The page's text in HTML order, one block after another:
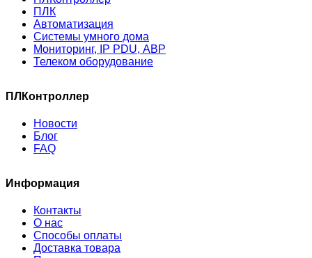
ПЛК
Автоматизация
Системы умного дома
Мониторинг, IP PDU, АВР
Телеком оборудование
ПЛКонтроллер
Новости
Блог
FAQ
Информация
Контакты
О нас
Способы оплаты
Доставка товара